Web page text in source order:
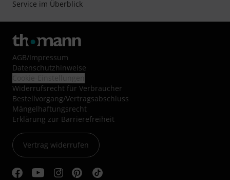
Service im Überblick
AGB/Impressum
Datenschutzhinweise
Widerrufsrecht für Verbraucher
Bestellvorgang/Vertragsabschluss
Mängelhaftungsrecht
Erklärung zur Barrierefreiheit
Vertrag widerrufen